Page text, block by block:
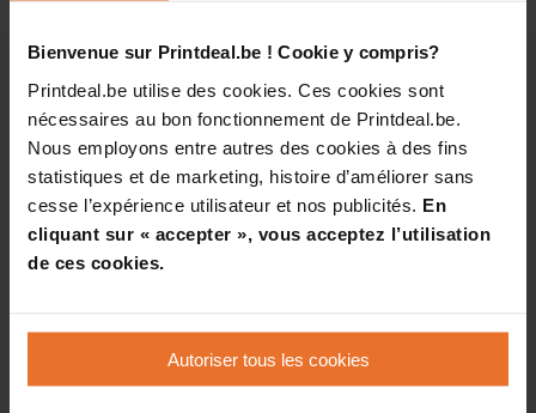
Bienvenue sur Printdeal.be ! Cookie y compris?
Printdeal.be utilise des cookies. Ces cookies sont
nécessaires au bon fonctionnement de Printdeal.be.
Nous employons entre autres des cookies à des fins
statistiques et de marketing, histoire d’améliorer sans
cesse l’expérience utilisateur et nos publicités. En
cliquant sur « accepter », vous acceptez l’utilisation
de ces cookies.
Autoriser tous les cookies